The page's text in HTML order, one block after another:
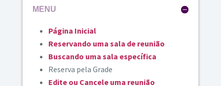
MENU
Página Inicial
Reservando uma sala de reunião
Buscando uma sala específica
Reserva pela Grade
Edite ou Cancele uma reunião